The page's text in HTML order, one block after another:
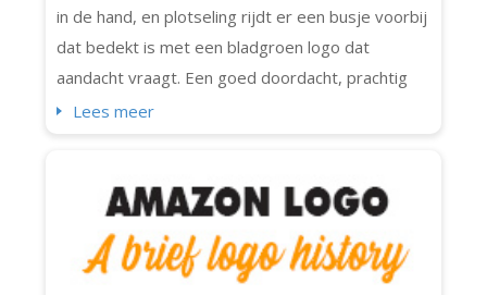
in de hand, en plotseling rijdt er een busje voorbij
dat bedekt is met een bladgroen logo dat
aandacht vraagt. Een goed doordacht, prachtig
vormgegeven landscaping logo kan een echte
de buurt. Het maakt niet uit of je een tuinexpert
bent of een volledig team va...
Lees meer